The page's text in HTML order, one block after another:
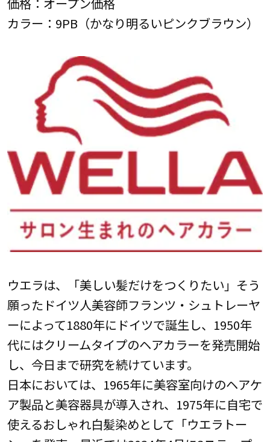
カラー：9PB（かなり明るいピンクブラウン）
ウエラは、「美しい髪だけをつくりたい」そう
願ったドイツ人美容師フランツ・シュトレーヤ
ーによって1880年にドイツで誕生し、1950年
代にはクリームタイプのヘアカラーを発売開始
し、今日まで研究を続けています。
日本においては、1965年に美容室向けのヘアケ
ア製品と美容器具が導入され、1975年に自宅で
使えるおしゃれ白髪染めとして「ウエラトー